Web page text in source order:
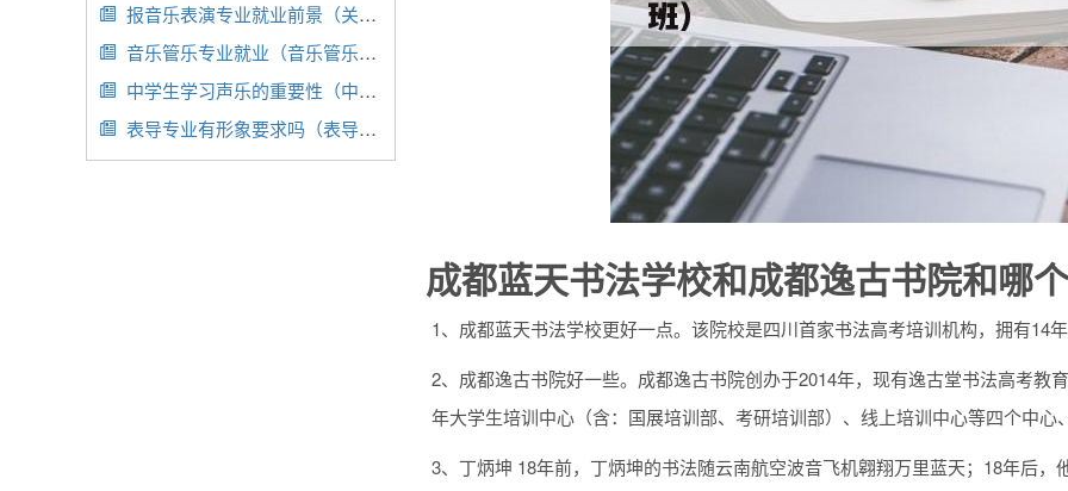
 报音乐表演专业就业前景（关于音乐表演专业的就业分析）
 音乐管乐专业就业（音乐管乐专业就业岗位）
 中学生学习声乐的重要性（中学生声乐教学）
 表导专业有形象要求吗（表导专业有形象要求吗）
成都蓝天书法学校和成都逸古书院和哪
1、成都蓝天书法学校更好一点。该院校是四川首家书法高考培训机构，拥有14
2、成都逸古书院好一些。成都逸古书院创办于2014年，现有逸古堂书法高考教
年大学生培训中心（含：国展培训部、考研培训部）、线上培训中心等四个中心
3、丁炳坤 18年前，丁炳坤的书法随云南航空波音飞机翱翔万里蓝天；18年后，